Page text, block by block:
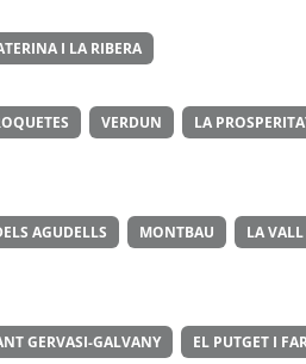
I LA RIBERA
VERDUN LA
AGUDELLS MONTBAU LA
GERVASI-GALVANY EL PUTGET I